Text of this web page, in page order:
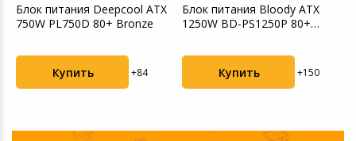
Блок питания Deepcool ATX
750W PL750D 80+ Bronze
Купить +84
Блок питания Bloody ATX
1250W BD-PS1250P 80+
Купить +150